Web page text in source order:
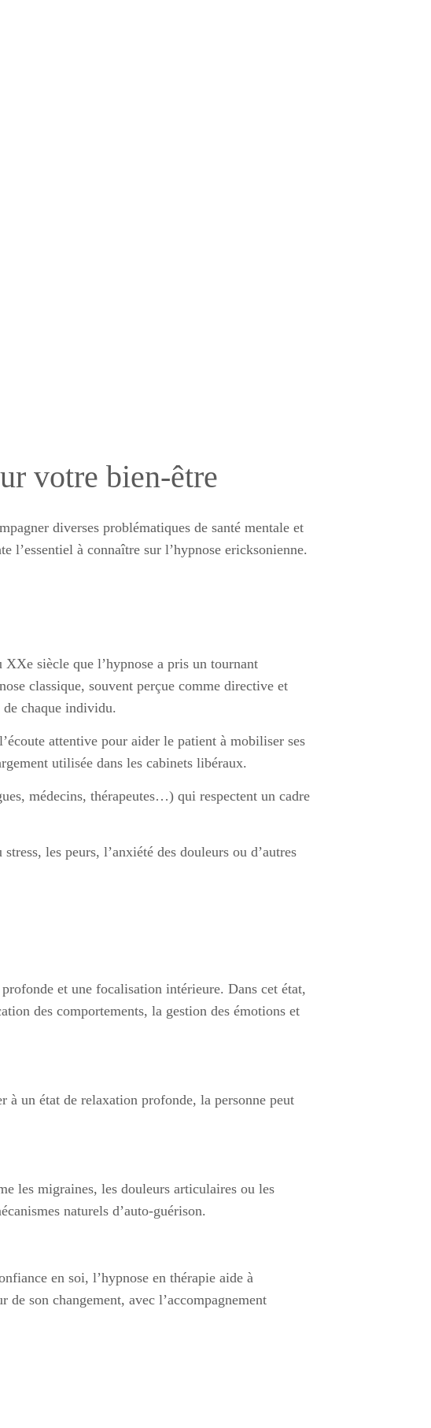
votre bien-être
diverses problématiques de santé mentale et
l’essentiel à connaître sur l’hypnose ericksonienne.
XXe siècle que l’hypnose a pris un tournant
classique, souvent perçue comme directive et
chaque individu.
attentive pour aider le patient à mobiliser ses
utilisée dans les cabinets libéraux.
médecins, thérapeutes…) qui respectent un cadre
les peurs, l’anxiété des douleurs ou d’autres
et une focalisation intérieure. Dans cet état,
des comportements, la gestion des émotions et
à un état de relaxation profonde, la personne peut
les migraines, les douleurs articulaires ou les
naturels d’auto-guérison.
en soi, l’hypnose en thérapie aide à
son changement, avec l’accompagnement